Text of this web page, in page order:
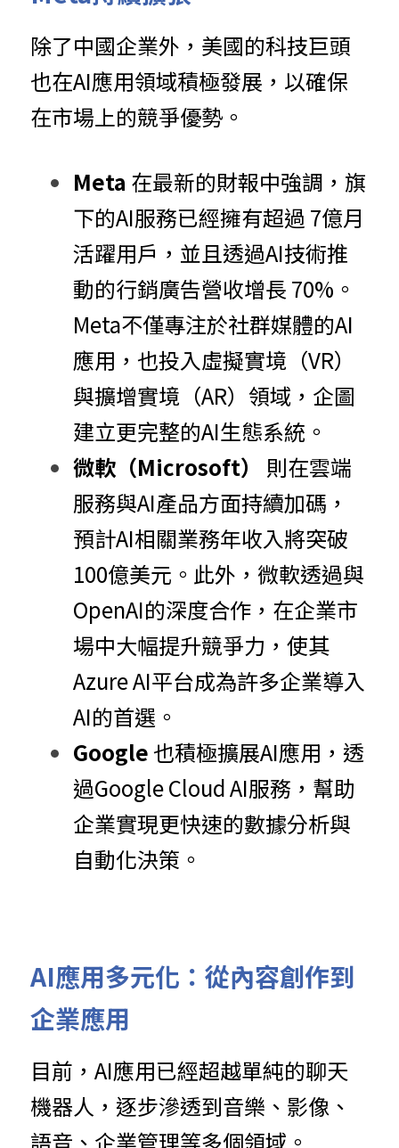
除了中國企業外，美國的科技巨頭
也在AI應用領域積極發展，以確保
在市場上的競爭優勢。
Meta 在最新的財報中強調，旗
下的AI服務已經擁有超過 7億月
活躍用戶，並且透過AI技術推
動的行銷廣告營收增長 70%。
Meta不僅專注於社群媒體的AI
應用，也投入虛擬實境（VR）
與擴增實境（AR）領域，企圖
建立更完整的AI生態系統。
微軟（Microsoft）
則在雲端
服務與AI產品方面持續加碼，
預計AI相關業務年收入將突破
100億美元。此外，微軟透過與
OpenAI的深度合作，在企業市
場中大幅提升競爭力，使其
Azure AI平台成為許多企業導入
AI的首選。
Google 也積極擴展AI應用，透
過Google Cloud AI服務，幫助
企業實現更快速的數據分析與
自動化決策。
AI應用多元化：從內容創作到
企業應用
目前，AI應用已經超越單純的聊天
機器人，逐步滲透到音樂、影像、
語音、企業管理等多個領域。